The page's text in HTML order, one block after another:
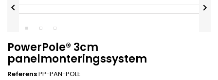
 
PowerPole® 3cm
panelmonteringssystem
ReferensPP-PAN-POLE